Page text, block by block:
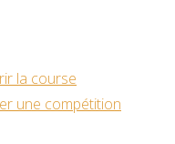
la course
une compétition